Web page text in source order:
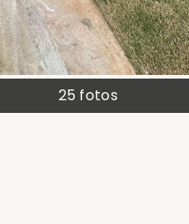
25 fotos